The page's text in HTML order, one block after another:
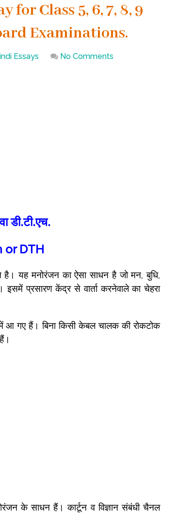
for Class 5, 6, 7, 8, 9
Examinations.
Essays No Comments
डी.टी.एच.
or DTH
यह मनोरंजन का ऐसा साधन है जो मन, बुधि,
प्रसारण केंद्र से वार्ता करनेवाले का चेहरा
गए हैं। बिना किसी केबल चालक की रोकटोक
के साधन हैं। कार्टून व विज्ञान संबंधी चैनल